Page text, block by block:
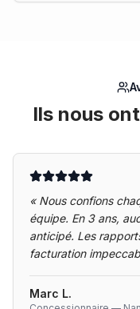
Ils nous
« Nous confions
équipe. En 3 ans,
anticipé. Les
facturation
Marc L.